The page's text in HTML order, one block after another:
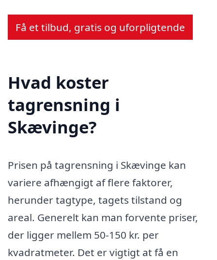
Få et tilbud, gratis og uforpligtende
Hvad koster
tagrensning i
Skævinge?
Prisen på tagrensning i Skævinge kan
variere afhængigt af flere faktorer,
herunder tagtype, tagets tilstand og
areal. Generelt kan man forvente priser,
der ligger mellem 50-150 kr. per
kvadratmeter. Det er vigtigt at få en